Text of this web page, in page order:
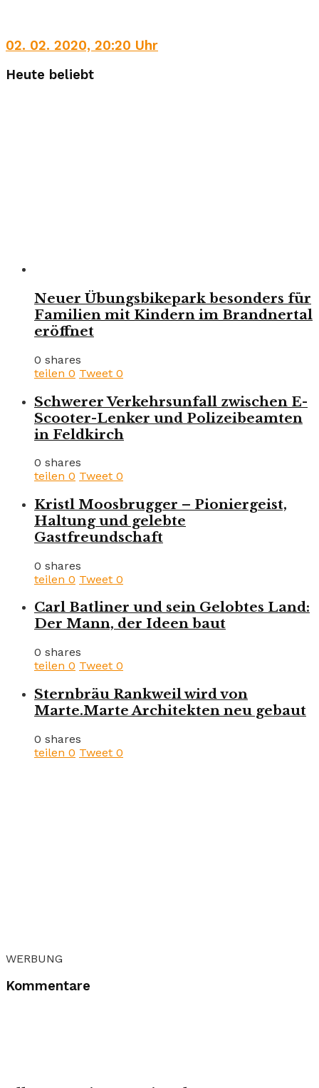
02. 02. 2020, 20:20 Uhr
Heute beliebt
Neuer Übungsbikepark besonders für
Familien mit Kindern im Brandnertal
eröffnet
0 shares
teilen 0 Tweet 0
Schwerer Verkehrsunfall zwischen E-
Scooter-Lenker und Polizeibeamten
in Feldkirch
0 shares
teilen 0 Tweet 0
Kristl Moosbrugger – Pioniergeist,
Haltung und gelebte
Gastfreundschaft
0 shares
teilen 0 Tweet 0
Carl Batliner und sein Gelobtes Land:
Der Mann, der Ideen baut
0 shares
teilen 0 Tweet 0
Sternbräu Rankweil wird von
Marte.Marte Architekten neu gebaut
0 shares
teilen 0 Tweet 0
WERBUNG
Kommentare